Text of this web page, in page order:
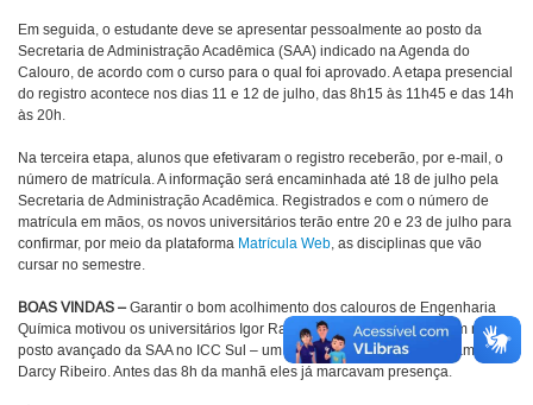
Em seguida, o estudante deve se apresentar pessoalmente ao posto da
Secretaria de Administração Acadêmica (SAA) indicado na Agenda do
Calouro, de acordo com o curso para o qual foi aprovado. A etapa presencial
do registro acontece nos dias 11 e 12 de julho, das 8h15 às 11h45 e das 14h
às 20h.
Na terceira etapa, alunos que efetivaram o registro receberão, por e-mail, o
número de matrícula. A informação será encaminhada até 18 de julho pela
Secretaria de Administração Acadêmica. Registrados e com o número de
matrícula em mãos, os novos universitários terão entre 20 e 23 de julho para
confirmar, por meio da plataforma Matrícula Web, as disciplinas que vão
cursar no semestre.
BOAS VINDAS –Garantir o bom acolhimento dos calouros de Engenharia
Química motivou os universitários Igor Ralf e Marcos Breno a estarem no
posto avançado da SAA no ICC Sul – um dos locais de registro no campus
Darcy Ribeiro. Antes das 8h da manhã eles já marcavam presença.